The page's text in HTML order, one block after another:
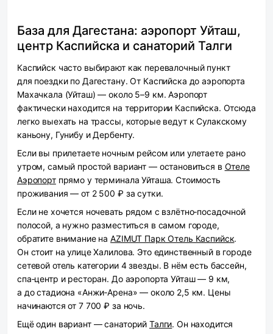
База для Дагестана: аэропорт Уйташ,
центр Каспийска и санаторий Талги
Каспийск часто выбирают как перевалочный пункт
для поездки по Дагестану. От Каспийска до аэропорта
Махачкала (Уйташ) — около 5–9 км. Аэропорт
фактически находится на территории Каспийска. Отсюда
легко выехать на трассы, которые ведут к Сулакскому
каньону, Гунибу и Дербенту.
Если вы прилетаете ночным рейсом или улетаете рано
утром, самый простой вариант — остановиться в Отеле
Аэропортпрямо у терминала Уйташа. Стоимость
проживания — от 2 500 ₽ за сутки.
Если не хочется ночевать рядом с взлётно‑посадочной
полосой, а нужно разместиться в самом городе,
обратите внимание наAZIMUT Парк Отель Каспийск.
Он стоит на улице Халилова. Это единственный в городе
сетевой отель категории 4 звезды. В нём есть бассейн,
спа‑центр и ресторан. До аэропорта Уйташ — 9 км,
а до стадиона «Анжи‑Арена» — около 2,5 км. Цены
начинаются от 7 700 ₽ за ночь.
Ещё один вариант — санаторий Талги. Он находится